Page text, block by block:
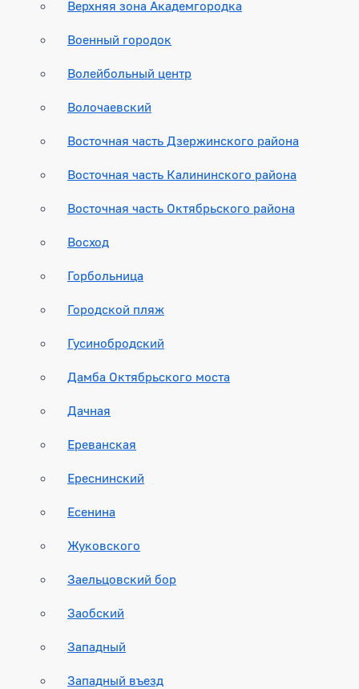
Верхняя зона Академгородка
Военный городок
Волейбольный центр
Волочаевский
Восточная часть Дзержинского района
Восточная часть Калининского района
Восточная часть Октябрьского района
Восход
Горбольница
Городской пляж
Гусинобродский
Дамба Октябрьского моста
Дачная
Ереванская
Ереснинский
Есенина
Жуковского
Заельцовский бор
Заобский
Западный
Западный въезд